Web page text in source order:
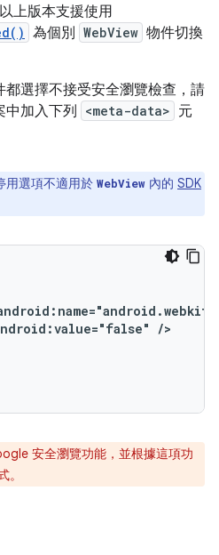
上版本支援使用
為個別 WebView 物件切換
都選擇不接受安全瀏覽檢查，請
中加入下列
<meta-data> 元
用選項不適用於 WebView 內的 SDK
/>
安全瀏覽功能，並根據這項功